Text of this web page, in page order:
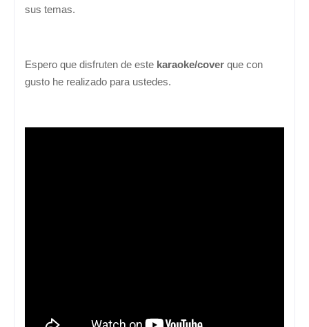
sus temas.
Espero que disfruten de este karaoke/cover que con
gusto he realizado para ustedes.